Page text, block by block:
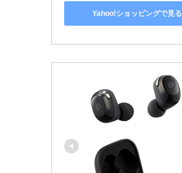
Yahoo!ショッピングで見る